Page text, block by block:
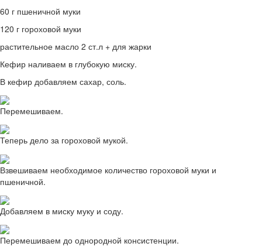
60 г пшеничной муки
120 г гороховой муки
растительное масло 2 ст.л + для жарки
Кефир наливаем в глубокую миску.
В кефир добавляем сахар, соль.
Перемешиваем.
Теперь дело за гороховой мукой.
Взвешиваем необходимое количество гороховой муки и
пшеничной.
Добавляем в миску муку и соду.
Перемешиваем до однородной консистенции.